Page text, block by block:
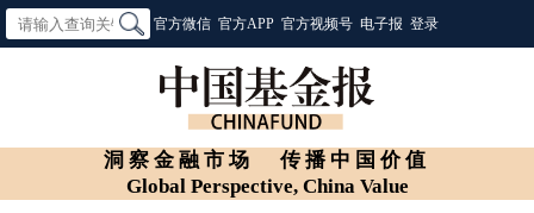
官方微信 官方APP 官方视频号 电子报 登录
洞察金融市场
传播中国价值
Global Perspective, China Value